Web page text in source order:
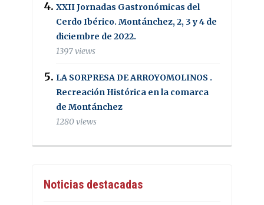
XXII Jornadas Gastronómicas del
Cerdo Ibérico. Montánchez, 2, 3 y 4 de
diciembre de 2022.
1397 views
LA SORPRESA DE ARROYOMOLINOS .
Recreación Histórica en la comarca
de Montánchez
1280 views
Noticias destacadas